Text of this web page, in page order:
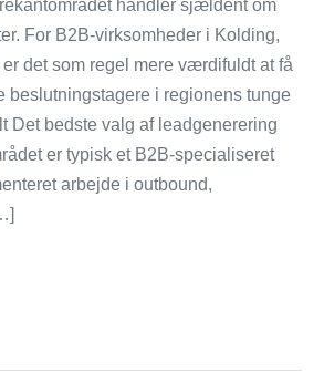
handler sjældent om
For B2B-virksomheder i Kolding,
det som regel mere værdifuldt at få
beslutningstagere i regionens tunge
Det bedste valg af leadgenerering
er typisk et B2B-specialiseret
arbejde i outbound,